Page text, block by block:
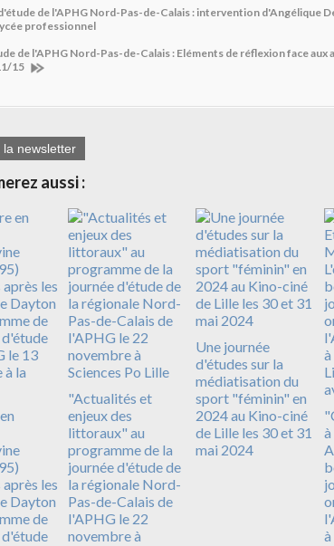
de l'APHG Nord-Pas-de-Calais : intervention d'Angélique
professionnel
de l'APHG Nord-Pas-de-Calais : Eléments de réflexion face
15
la newsletter
aussi :
les
Dayton
de
d'étude
"Actualités et
enjeux des
littoraux" au
programme de la
journée d'étude de
la régionale Nord-
Pas-de-Calais de
l'APHG le 22
novembre à
Une journée
d'études sur la
médiatisation du
sport "féminin" en
2024 au Kino-ciné
de Lille les 30 et 31
mai 2024